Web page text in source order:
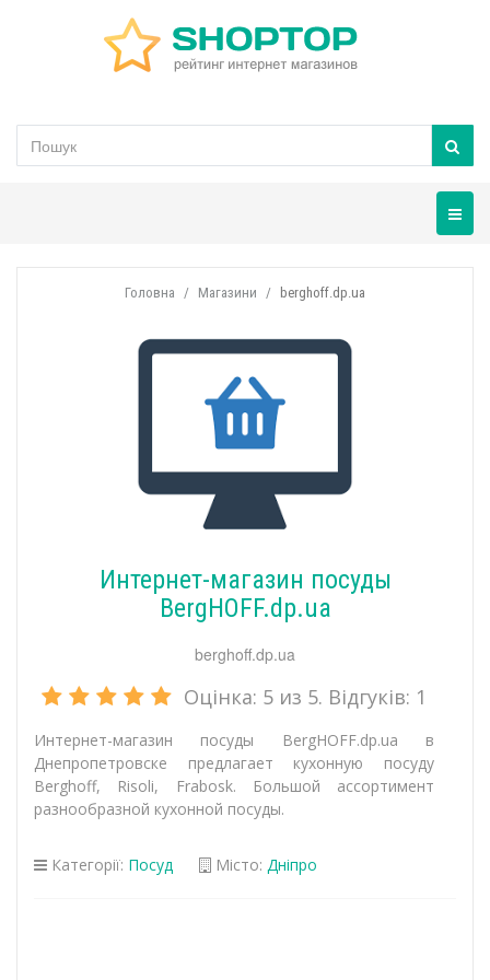
Головна Магазини berghoff.dp.ua
Интернет-магазин посуды
BergHOFF.dp.ua
berghoff.dp.ua
Оцінка: 5 из 5. Відгуків: 1
Интернет-магазин посуды BergHOFF.dp.ua в
Днепропетровске предлагает кухонную посуду
Berghoff, Risoli, Frabosk. Большой ассортимент
разнообразной кухонной посуды.
Категорії: Посуд Місто: Дніпро